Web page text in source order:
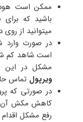
ممکن است هود
باشید که
میتوانید از
در صورت وارد
است شاهد کم
مشکل در این
ویرپول تماس
در صورتی که
کاهش مکش آن
رفع مشکل